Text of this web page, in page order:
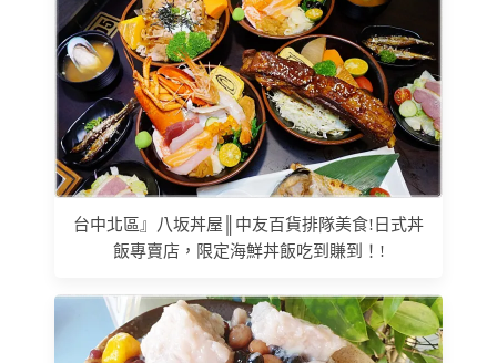
台中北區』八坂丼屋║中友百貨排隊美食!日式丼
飯專賣店，限定海鮮丼飯吃到賺到！!